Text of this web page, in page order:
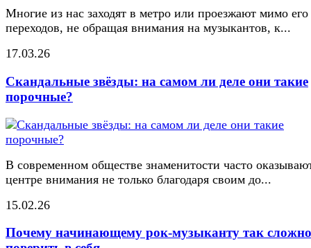
Многие из нас заходят в метро или проезжают мимо его
переходов, не обращая внимания на музыкантов, к...
17.03.26
Скандальные звёзды: на самом ли деле они такие
порочные?
В современном обществе знаменитости часто
центре внимания не только благодаря своим до...
15.02.26
Почему начинающему рок-музыканту так сложно